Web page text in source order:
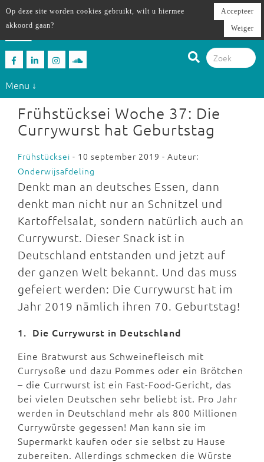
Menu ↓
Frühstücksei Woche 37: Die
Currywurst hat Geburtstag
Frühstücksei - 10 september 2019 - Auteur:
Onderwijsafdeling
Denkt man an deutsches Essen, dann
denkt man nicht nur an Schnitzel und
Kartoffelsalat, sondern natürlich auch an
Currywurst. Dieser Snack ist in
Deutschland entstanden und jetzt auf
der ganzen Welt bekannt. Und das muss
gefeiert werden: Die Currywurst hat im
Jahr 2019 nämlich ihren 70. Geburtstag!
1. Die Currywurst in Deutschland
Eine Bratwurst aus Schweinefleisch mit
Currysoße und dazu Pommes oder ein Brötchen
– die Currwurst ist ein Fast-Food-Gericht, das
bei vielen Deutschen sehr beliebt ist. Pro Jahr
werden in Deutschland mehr als 800 Millionen
Currywürste gegessen! Man kann sie im
Supermarkt kaufen oder sie selbst zu Hause
zubereiten. Allerdings schmecken die Würste
Op deze site worden cookies gebruikt, wilt u hiermee
akkoord gaan?
Accepteer
Weiger